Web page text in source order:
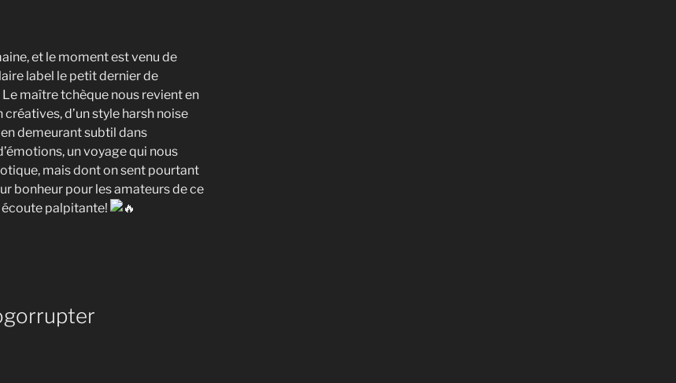
et le moment est venu de
label le petit dernier de
maître tchèque nous revient en
d’un style harsh noise
demeurant subtil dans
un voyage qui nous
mais dont on sent pourtant
bonheur pour les amateurs de ce
palpitante!